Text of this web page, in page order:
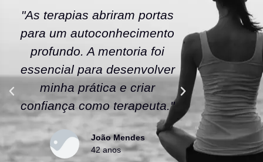
"As terapias abriram portas
para um autoconhecimento
profundo. A mentoria foi
essencial para desenvolver
minha prática e criar
confiança como terapeuta."
João Mendes
42 anos
"A
escola
As
uma